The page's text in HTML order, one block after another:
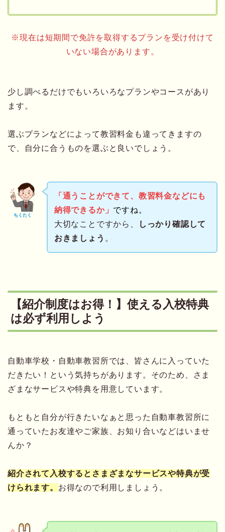
※現在は短期間で免許を取得するプランを受け付けて
いない場合があります。
少し調べるだけでもいろいろなプランやコースがあり
ます。
選ぶプランなどによって教習料金も違ってきますの
で、自分に合うものを選ぶと良いでしょう。
ちくたく
「通うことができて、教習料金などにも
納得できるか」 ですね。
大切なことですから、
しっかり確認して
おきましょう 。
【紹介制度はお得！】使える入校特典
は必ず利用しよう
自動車学校・自動車教習所では、皆さんに入っていた
だきたい！という気持ちがあります。そのため、さま
ざまなサービスや特典を用意しています。
もともと自分が行きたいなぁと思った自動車教習所に
通っていたお友達やご家族、お知り合いなどはいませ
んか？
紹介されて入校するとさまざまなサービスや特典が受
けられます。 お得なので利用しましょう。